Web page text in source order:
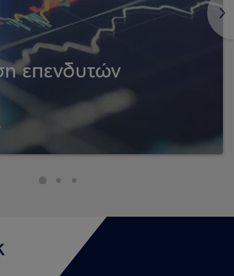
επενδυτών
>